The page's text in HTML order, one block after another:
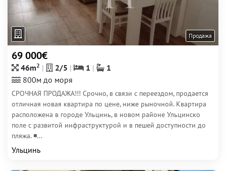
Продажа
69 000€
46m2 2/5 1
1
800м до моря
СРОЧНАЯ ПРОДАЖА!!! Срочно, в связи с переездом, продается
отличная новая квартира по цене, ниже рыночной. Квартира
расположена в городе Ульцинь, в новом районе Ульцинско
поле с развитой инфраструктурой и в пешей доступности до
пляжа. ◾...
Ульцинь